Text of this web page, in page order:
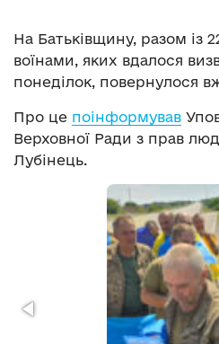
На Батьківщину, разом із
воїнами, яких вдалося
понеділок, повернулося
Про це поінформував
Верховної Ради з прав
Лубінець.